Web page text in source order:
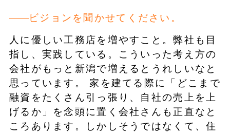
ビジョンを聞かせてください。
人に優しい工務店を増やすこと。弊社も目
指し、実践している。こういった考え方の
会社がもっと新潟で増えるとうれしいなと
思っています。 家を建てる際に「どこまで
融資をたくさん引っ張り、自社の売上を上
げるか」を念頭に置く会社さんも正直なと
ころあります。しかしそうではなくて、住